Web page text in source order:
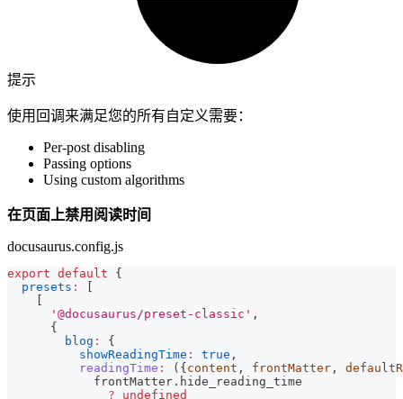
提示
使用回调来满足您的所有自定义需要：
Per-post disabling
Passing options
Using custom algorithms
在页面上禁用阅读时间
docusaurus.config.js
export default
{
presets :
'@docusaurus/preset-classic' ,
{
blog :
{
showReadingTime : true ,
readingTime : ( { content , frontMatter ,
            frontMatter
. hide_reading_time
?
undefined